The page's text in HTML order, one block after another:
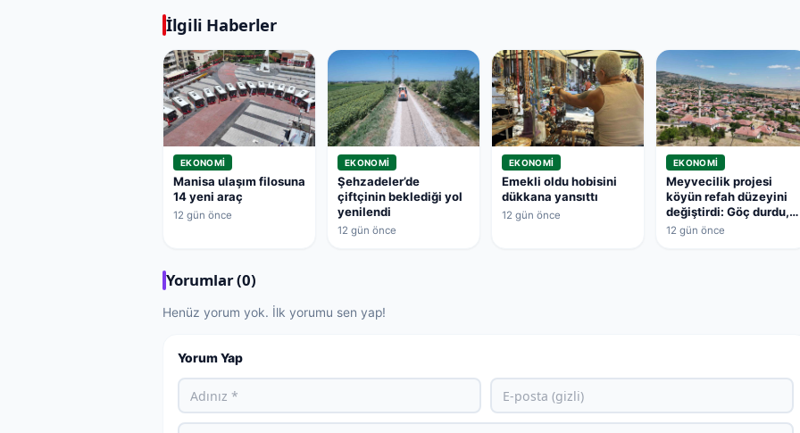
İlgili Haberler
EKONOMI
Manisa ulaşım filosuna
14 yeni araç
12 gün önce
EKONOMI
Şehzadeler’de
çiftçinin beklediği yol
yenilendi
12 gün önce
EKONOMI
Emekli oldu hobisini
dükkana yansıttı
12 gün önce
EKONOMI
Meyvecilik projesi
köyün refah düzeyini
değiştirdi: Göç durdu,
işsizlik bitti
12 gün önce
Yorumlar (0)
Henüz yorum yok. İlk yorumu sen yap!
Yorum Yap